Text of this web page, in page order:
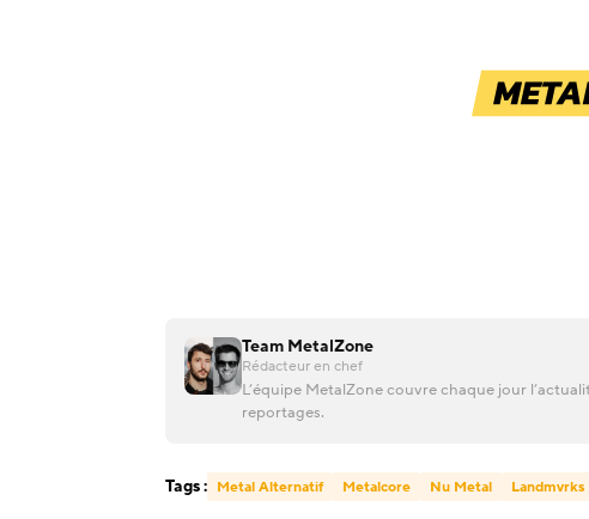
Team MetalZone
Rédacteur en chef
L’équipe MetalZone couvre chaque jour
reportages.
Tags : Metal Alternatif Metalcore Nu Metal Landmvrks